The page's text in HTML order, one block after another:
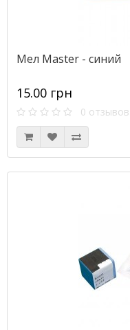
Мел Master - синий
15.00 грн
0 отзывов